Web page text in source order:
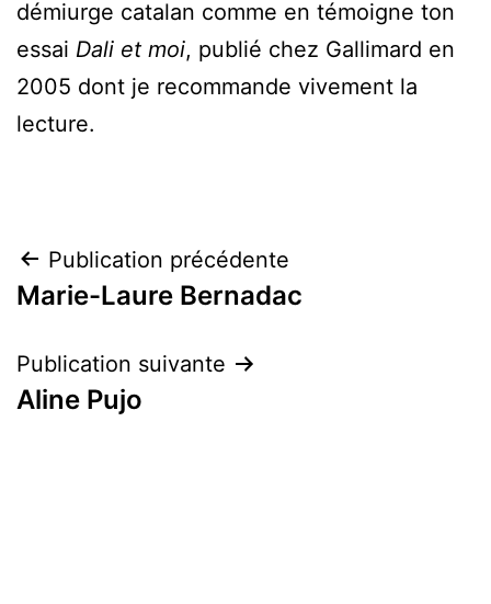
démiurge catalan comme en témoigne ton
essai Dali et moi, publié chez Gallimard en
2005 dont je recommande vivement la
lecture.
Navigation
de
l’article
Publication précédente
Marie-Laure Bernadac
Publication suivante
Aline Pujo